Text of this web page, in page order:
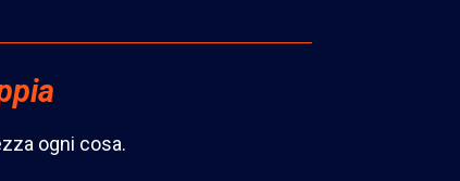
ogni cosa.